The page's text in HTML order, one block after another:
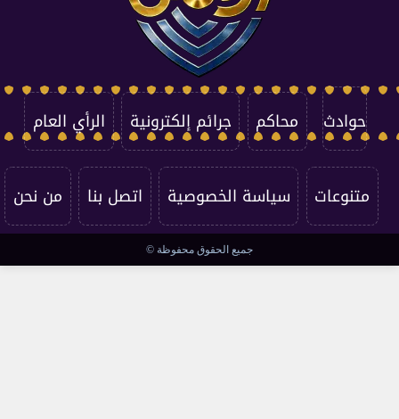
حوادث محاكم جرائم إلكترونية الرأي العام
متنوعات سياسة الخصوصية اتصل بنا من نحن
جميع الحقوق محفوظة ©